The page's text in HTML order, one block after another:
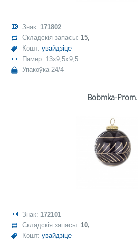
Знак: 171802
Складскія запасы:15,
Кошт:увайдзіце
Памер: 13x9,5x9,5
Упакоўка 24/4
Bobmka-Prom.
Знак: 172101
Складскія запасы:10,
Кошт:увайдзіце